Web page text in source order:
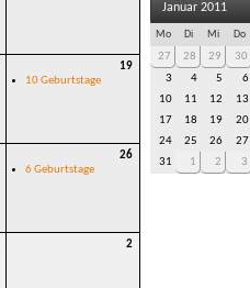
19
10 Geburtstage
26
6 Geburtstage
2
Januar 2011
Mo Di Mi Do
27 28 29 30
3
4 5 6
10
11 12 13
17
18 19 20
24
25 26 27
31
1 2 3